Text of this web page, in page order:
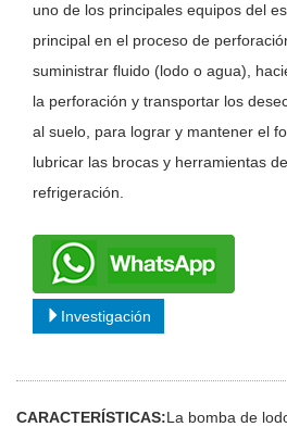
uno de los principales equipos del
principal en el proceso de
suministrar fluido (lodo o agua),
la perforación y transportar los
al suelo, para lograr y mantener el
lubricar las brocas y herramientas
refrigeración.
Investigación
CARACTERÍSTICAS:La bomba de